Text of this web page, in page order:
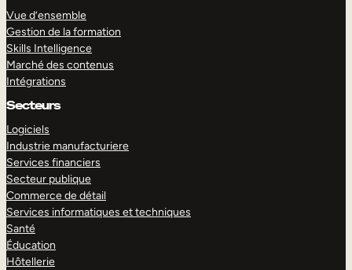
Vue d’ensemble
Gestion de la formation
Skills Intelligence
Marché des contenus
Intégrations
Secteurs
Logiciels
Industrie manufacturiere
Services financiers
Secteur publique
Commerce de détail
Services informatiques et techniques
Santé
Éducation
Hôtellerie